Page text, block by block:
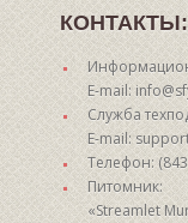
КОНТАКТЫ:
E-mail:
Служба
E-mail:
Телефон:
Питомник:
«Streamlet